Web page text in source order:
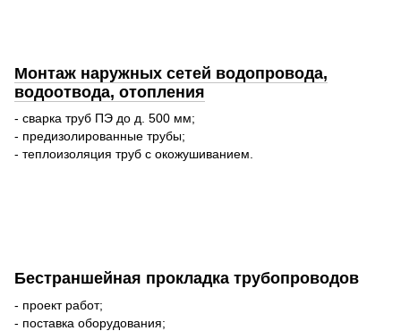
Монтаж наружных сетей водопровода,
водоотвода, отопления
- сварка труб ПЭ до д. 500 мм;
- предизолированные трубы;
- теплоизоляция труб с окожушиванием.
Бестраншейная прокладка трубопроводов
- проект работ;
- поставка оборудования;